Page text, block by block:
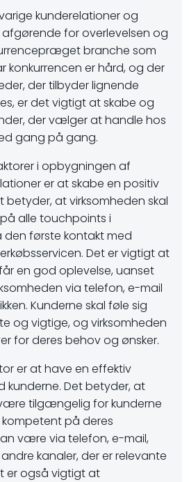
kunderelationer og
for overlevelsen og
branche som
konkurrencen er hård, og der
der tilbyder lignende
er det vigtigt at skabe og
der vælger at handle hos
gang på gang.
i opbygningen af
er at skabe en positiv
betyder, at virksomheden skal
alle touchpoints i
den første kontakt med
Det er vigtigt at
en god oplevelse, uanset
via telefon, e-mail
Kunderne skal føle sig
og vigtige, og virksomheden
for deres behov og ønsker.
er at have en effektiv
kunderne. Det betyder, at
tilgængelig for kunderne
på deres
være via telefon, e-mail,
kanaler, der er relevante
er også vigtigt at